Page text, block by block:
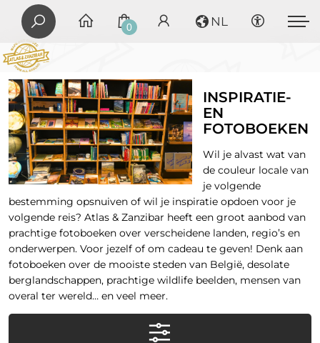
0 NL
INSPIRATIE-
EN
FOTOBOEKEN
Wil je alvast wat van
de couleur locale van
je volgende
bestemming opsnuiven of wil je inspiratie opdoen voor je
volgende reis? Atlas & Zanzibar heeft een groot aanbod van
prachtige fotoboeken over verscheidene landen, regio’s en
onderwerpen. Voor jezelf of om cadeau te geven! Denk aan
fotoboeken over de mooiste steden van België, desolate
berglandschappen, prachtige wildlife beelden, mensen van
overal ter wereld… en veel meer.